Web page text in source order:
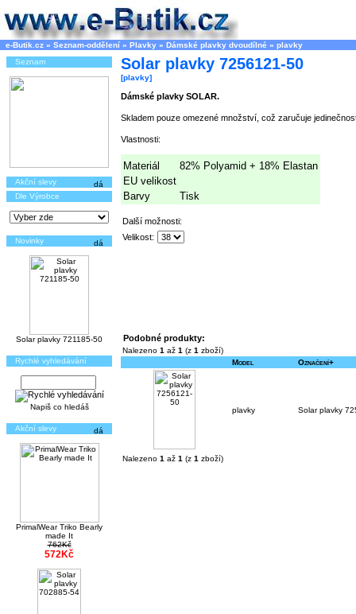
e-Butik.cz » Seznam-oddělení » Plavky » Dámské plavky dvoudílné » plavky
Seznam
Akční slevy
Dle Výrobce
Novinky
Solar plavky 721185-50
Rychlé vyhledávání
Napiš co hledáš
Akční slevy
PrimalWear Triko Bearly
made It
762Kč
572Kč
Solar plavky 7256121-50
[plavky]
Dámské plavky SOLAR.
Skladem pouze omezené množství, což zaručuje
Vlastnosti:
Materiál
82% Polyamid + 18% Elastan
EU velikost
Barvy
Tisk
Další možnosti:
Velikost:
Podobné produkty:
Nalezeno 1 až 1 (z 1 zboží)
Model
Označení+
plavky Solar plavky
Nalezeno 1 až 1 (z 1 zboží)